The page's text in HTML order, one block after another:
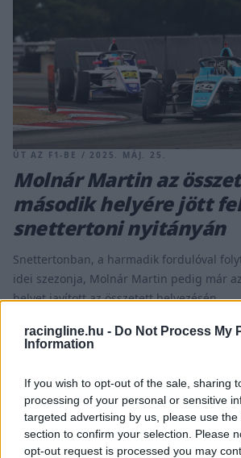
racingline.hu - Do Not Process My
Information
If you wish to opt-out of the sale, sharing
processing of your personal or sensitive
targeted advertising by us, please use
section to confirm your selection. Please
opt-out request is processed you may
ÚT AZ F1-BE / 2025. MÁJ. 25.
Molnár Martin az
második helyére jött
snettertoni nyitányán
Snettertonban, a harmadik fordulóval
idei szezonja, Molnár Martin pedig már
helyet javított az összetett helyezésén.